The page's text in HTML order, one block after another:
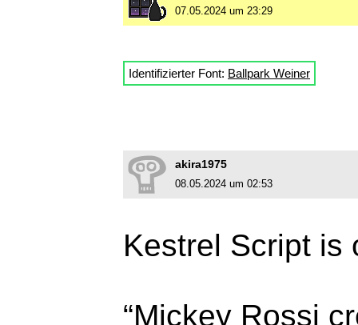
07.05.2024 um 23:29
Identifizierter Font: Ballpark Weiner
akira1975
08.05.2024 um 02:53
Kestrel Script is
“Mickey Rossi